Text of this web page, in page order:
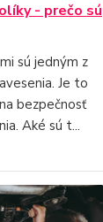
- prečo sú
sú jedným z
Je to
bezpečnosť
Aké sú t...